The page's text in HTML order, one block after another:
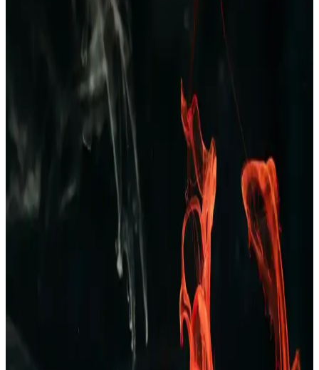
Yazlık erkek pijama altları hafif, nefes alabilir kumaşlardan üretilir,
çeşitli modeller ve desenlerde bulunur, uygun fiyat ve kalite dengesi
önemlidir, yaz aylarında rahatlık sağlar.
Dockers 226324 Kahverengi Erkek Terlik: Şıklık ve
Konforu Bir Arada Sunan Modern Tasarım
Dockers 226324 kahverengi erkek terlik, şık tasarımı ve ortopedik
desteğiyle rahatlık ve dayanıklılık sunar, nefes alabilir yapısıyla gün
boyu konfor sağlar.
Erkekler İçin Kareli Pijama Seçenekleri: Rahat ve
Şık Ev Giyim Tarzları
Kareli pijamalar, erkekler arasında popüler olup, rahatlık ve şıklığı
bir arada sunar. Farklı modeller ve kumaş seçenekleriyle ev
giyiminde ideal tercihlerin başında gelir.
Erkekler İçin Zara Pantolon ve Kot Seçenekleri:
Tarzınızı Yansıtan Şık ve Konforlu Koleksiyonlar
Zara’nın geniş erkek pantolon ve kot koleksiyonlarıyla şıklık ve
konforu bir arada yakalayın. Günlük ve resmi tarzlara uygun
modellerle kendinizi ifade edin.
TAMPAP Erkek Baskılı Kısa Kollu Pijama Takımı